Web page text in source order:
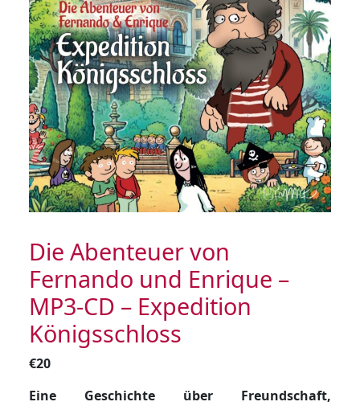
Die Abenteuer von
Fernando und Enrique –
MP3-CD – Expedition
Königsschloss
€20
Eine Geschichte über Freundschaft,